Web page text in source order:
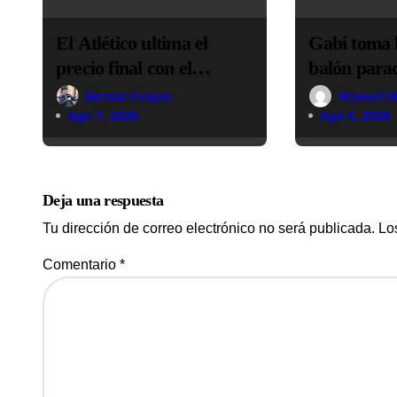
n
r
a
d
El Atlético ultima el
precio final con el
Tottenham para cerrar al
“Cuti” Romero
Bernat Forgas
Ago 7, 2026
Gabi toma
balón
resucitar
Simeone
Manuel
Ago 6, 2026
Deja una respuesta
Tu dirección de correo electrónico no será publicada.
Comentario *